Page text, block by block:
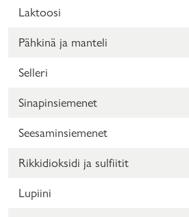
Laktoosi
Pähkinä ja manteli
Selleri
Sinapinsiemenet
Seesaminsiemenet
Rikkidioksidi ja sulfiitit
Lupiini